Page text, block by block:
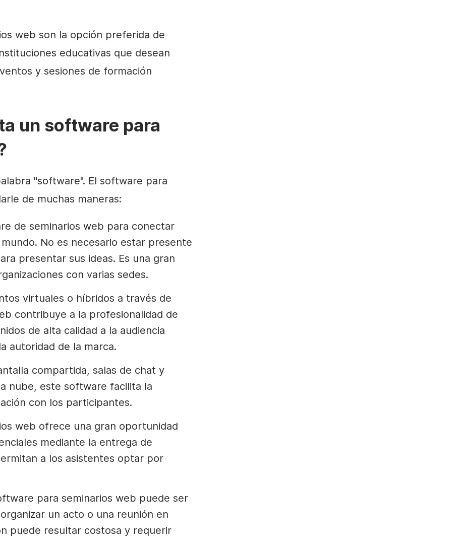
web son la opción preferida de
educativas que desean
y sesiones de formación
un software para
"software". El software para
de muchas maneras:
de seminarios web para conectar
No es necesario estar presente
presentar sus ideas. Es una gran
con varias sedes.
virtuales o híbridos a través de
contribuye a la profesionalidad de
de alta calidad a la audiencia
autoridad de la marca.
compartida, salas de chat y
nube, este software facilita la
con los participantes.
web ofrece una gran oportunidad
mediante la entrega de
a los asistentes optar por
para seminarios web puede ser
un acto o una reunión en
puede resultar costosa y requerir